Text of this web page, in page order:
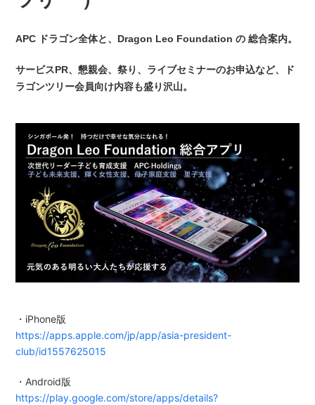
APC ドラゴン全体と、Dragon Leo Foundation の 総合案内。
サービスPR、懇親会、祭り、ライブセミナーのお申込など、ド
ラゴンツリー会員向け内容も盛り沢山。
・iPhone版
https://apps.apple.com/jp/app/asia-president-
club/id1557625015
・Android版
https://play.google.com/store/apps/details?